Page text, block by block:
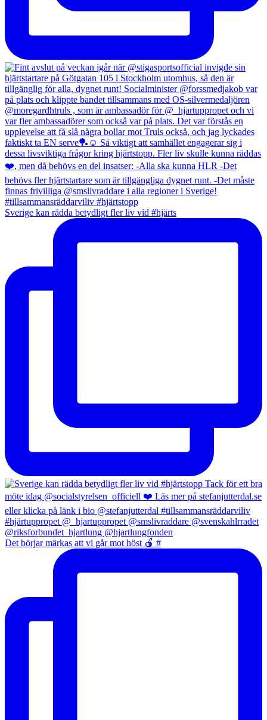
Sverige kan rädda betydligt fler liv vid #hjärts
Det börjar märkas att vi går mot höst 🍎 #